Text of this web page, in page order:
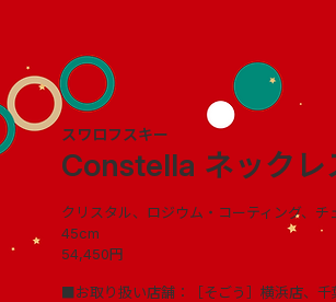
スワロフスキー
Constella ネックレ
クリスタル、ロジウム・コーティング、チ
45cm
54,450円
■お取り扱い店舗：［そごう］横浜店、千